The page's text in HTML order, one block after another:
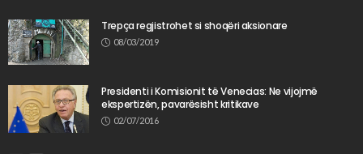
Trepça regjistrohet si shoqëri aksionare
08/03/2019
Presidenti i Komisionit të Venecias: Ne vijojmë
ekspertizën, pavarësisht kritikave
02/07/2016